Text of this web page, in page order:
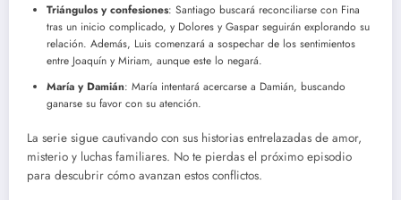
Triángulos y confesiones: Santiago buscará reconciliarse con Fina
tras un inicio complicado, y Dolores y Gaspar seguirán explorando su
relación. Además, Luis comenzará a sospechar de los sentimientos
entre Joaquín y Miriam, aunque este lo negará.
María y Damián: María intentará acercarse a Damián, buscando
ganarse su favor con su atención.
La serie sigue cautivando con sus historias entrelazadas de amor,
misterio y luchas familiares. No te pierdas el próximo episodio
para descubrir cómo avanzan estos conflictos.